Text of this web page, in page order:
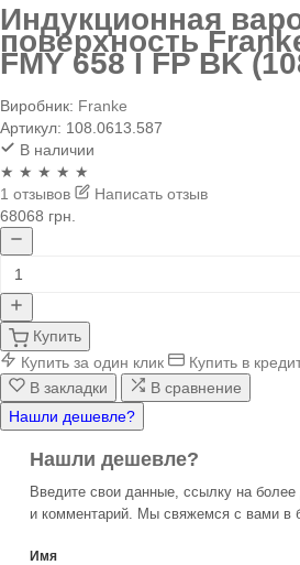
Индукционная
поверхность
FMY 658 I FP BK
Виробник: Franke
Артикул: 108.0613.587
В наличии
★ ★ ★ ★ ★
1 отзывов
Написать отзыв
68068 грн.
Купить
Купить за один клик
Купить в
В закладки
В сравнение
Нашли дешевле?
Нашли дешевле?
Введите свои данные, ссылку на
и комментарий. Мы свяжемся с вами в
Имя